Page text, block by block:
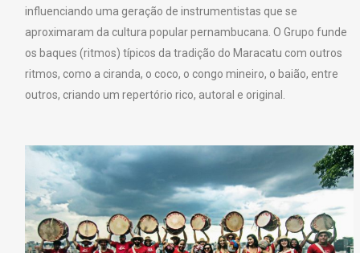
influenciando uma geração de instrumentistas que se
aproximaram da cultura popular pernambucana. O Grupo funde
os baques (ritmos) típicos da tradição do Maracatu com outros
ritmos, como a ciranda, o coco, o congo mineiro, o baião, entre
outros, criando um repertório rico, autoral e original.